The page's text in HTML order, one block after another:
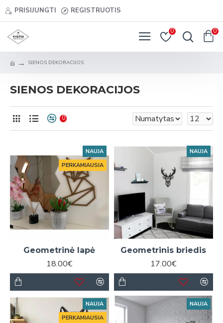
PRISIJUNGTI REGISTRUOTIS
0 0
SIENOS DEKORACIJOS
SIENOS DEKORACIJOS
0
NAUJA
PERKAMIAUSIA
Geometrinė lapė
18.00€
NAUJA
Geometrinis briedis
17.00€
NAUJA
PERKAMIAUSIA
NAUJA